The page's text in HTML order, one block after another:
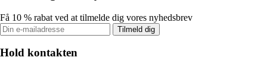
Få 10 % rabat ved at tilmelde dig vores nyhedsbrev
Tilmeld dig
Hold kontakten